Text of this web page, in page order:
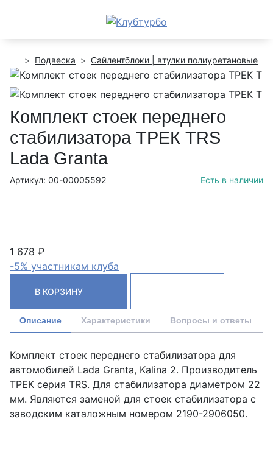
Подвеска Сайлентблоки | втулки полиуретановые
Комплект стоек переднего
стабилизатора ТРЕК TRS
Lada Granta
Артикул: 00-00005592 Есть в наличии
1 678 ₽
-5% участникам клуба
В КОРЗИНУ
Описание Характеристики Вопросы и ответы
Комплект стоек переднего стабилизатора для
автомобилей Lada Granta, Kalina 2. Производитель
ТРЕК серия TRS. Для стабилизатора диаметром 22
мм. Являются заменой для стоек стабилизатора с
заводским каталожным номером 2190-2906050.